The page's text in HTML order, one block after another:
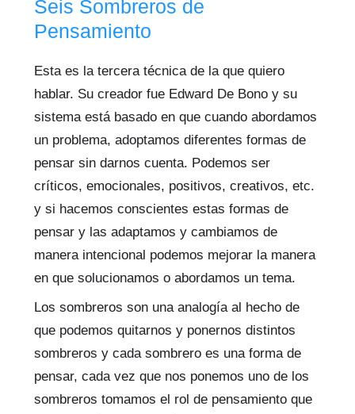
Seis Sombreros de
Pensamiento
Esta es la tercera técnica de la que quiero
hablar. Su creador fue Edward De Bono y su
sistema está basado en que cuando abordamos
un problema, adoptamos diferentes formas de
pensar sin darnos cuenta. Podemos ser
críticos, emocionales, positivos, creativos, etc.
y si hacemos conscientes estas formas de
pensar y las adaptamos y cambiamos de
manera intencional podemos mejorar la manera
en que solucionamos o abordamos un tema.
Los sombreros son una analogía al hecho de
que podemos quitarnos y ponernos distintos
sombreros y cada sombrero es una forma de
pensar, cada vez que nos ponemos uno de los
sombreros tomamos el rol de pensamiento que